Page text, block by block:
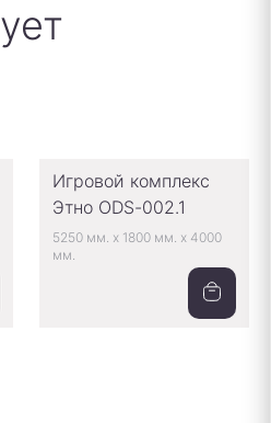
Игровой комплекс
Этно ODS-002.1
5250 мм. x 1800 мм. x 4000
мм.